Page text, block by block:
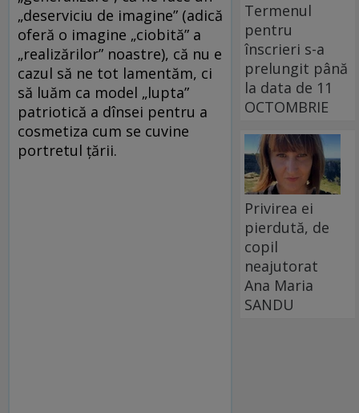
„deserviciu de imagine” (adică
oferă o imagine „ciobită” a
„realizărilor” noastre), că nu e
cazul să ne tot lamentăm, ci
să luăm ca model „lupta”
patriotică a dînsei pentru a
cosmetiza cum se cuvine
portretul ţării.
Termenul
pentru
înscrieri s-a
prelungit până
la data de 11
OCTOMBRIE
Privirea ei
pierdută, de
copil
neajutorat
Ana Maria
SANDU